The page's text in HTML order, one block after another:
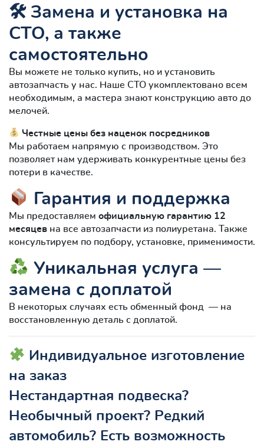
🛠 Замена и установка на
СТО, а также
самостоятельно
Вы можете не только купить, но и установить
автозапчасть у нас. Наше СТО укомплектовано всем
необходимым, а мастера знают конструкцию авто до
мелочей.
Честные цены без наценок посредников
Мы работаем напрямую с производством. Это
позволяет нам удерживать конкурентные цены без
потери в качестве.
Гарантия и поддержка
Мы предоставляем официальную гарантию 12
месяцев на все автозапчасти из полиуретана. Также
консультируем по подбору, установке, применимости.
Уникальная услуга —
замена с доплатой
В некоторых случаях есть обменный фонд — на
восстановленную деталь с доплатой.
Индивидуальное изготовление
на заказ
Нестандартная подвеска?
Необычный проект? Редкий
автомобиль? Есть возможность